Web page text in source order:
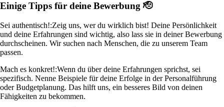
Einige Tipps für deine Bewerbung 🫡
Sei authentisch!:Zeig uns, wer du wirklich bist! Deine Persönlichkeit
und deine Erfahrungen sind wichtig, also lass sie in deiner Bewerbung
durchscheinen. Wir suchen nach Menschen, die zu unserem Team
passen.
Mach es konkret!:Wenn du über deine Erfahrungen sprichst, sei
spezifisch. Nenne Beispiele für deine Erfolge in der Personalführung
oder Budgetplanung. Das hilft uns, ein besseres Bild von deinen
Fähigkeiten zu bekommen.